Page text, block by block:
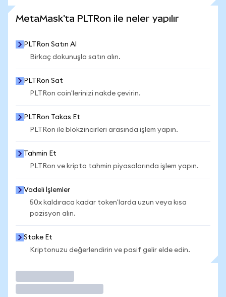
MetaMask'ta PLTRon ile neler yapılır
PLTRon Satın Al
Birkaç dokunuşla satın alın.
PLTRon Sat
PLTRon coin'lerinizi nakde çevirin.
PLTRon Takas Et
PLTRon ile blokzincirleri arasında işlem yapın.
Tahmin Et
PLTRon ve kripto tahmin piyasalarında işlem yapın.
Vadeli İşlemler
50x kaldıraca kadar token'larda uzun veya kısa
pozisyon alın.
Stake Et
Kriptonuzu değerlendirin ve pasif gelir elde edin.